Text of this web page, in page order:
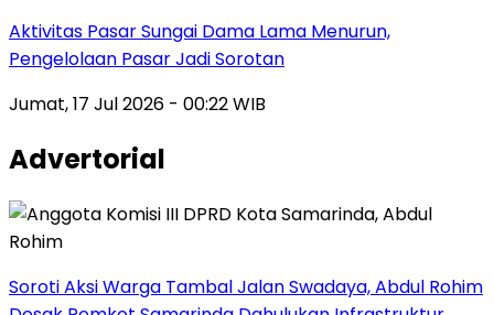
Aktivitas Pasar Sungai Dama Lama Menurun,
Pengelolaan Pasar Jadi Sorotan
Jumat, 17 Jul 2026 - 00:22 WIB
Advertorial
Soroti Aksi Warga Tambal Jalan Swadaya, Abdul Rohim